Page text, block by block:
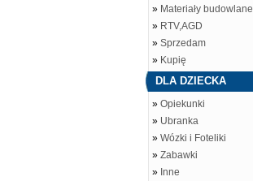
» Materiały budowlane
» RTV,AGD
» Sprzedam
» Kupię
DLA DZIECKA
» Opiekunki
» Ubranka
» Wózki i Foteliki
» Zabawki
» Inne